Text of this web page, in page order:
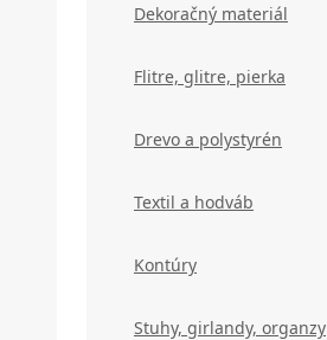
Dekoračný materiál
Flitre, glitre, pierka
Drevo a polystyrén
Textil a hodváb
Kontúry
Stuhy, girlandy, organzy